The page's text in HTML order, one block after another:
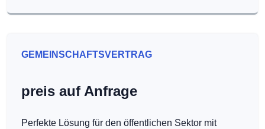
GEMEINSCHAFTSVERTRAG
preis auf Anfrage
Perfekte Lösung für den öffentlichen Sektor mit